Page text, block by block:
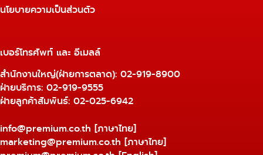
นโยบายความเป็นส่วนตัว
เบอร์โทรศัพท์ และ อีเมลล์
สำนักงานใหญ่(ฝ่ายการตลาด): 02-919-8900
ฝ่ายบริการ: 02-919-9555
ฝ่ายลูกค้าสัมพันธ์: 02-025-6942
info@premium.co.th [ภาษาไทย]
marketing@premium.co.th [ภาษาไทย]